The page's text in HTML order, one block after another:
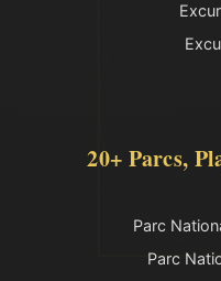
20+ Parcs,
Parc
Parc